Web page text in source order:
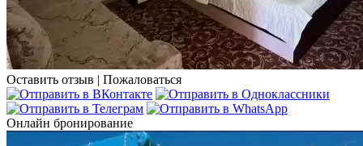
Оставить отзыв | Пожаловаться
Онлайн бронирование